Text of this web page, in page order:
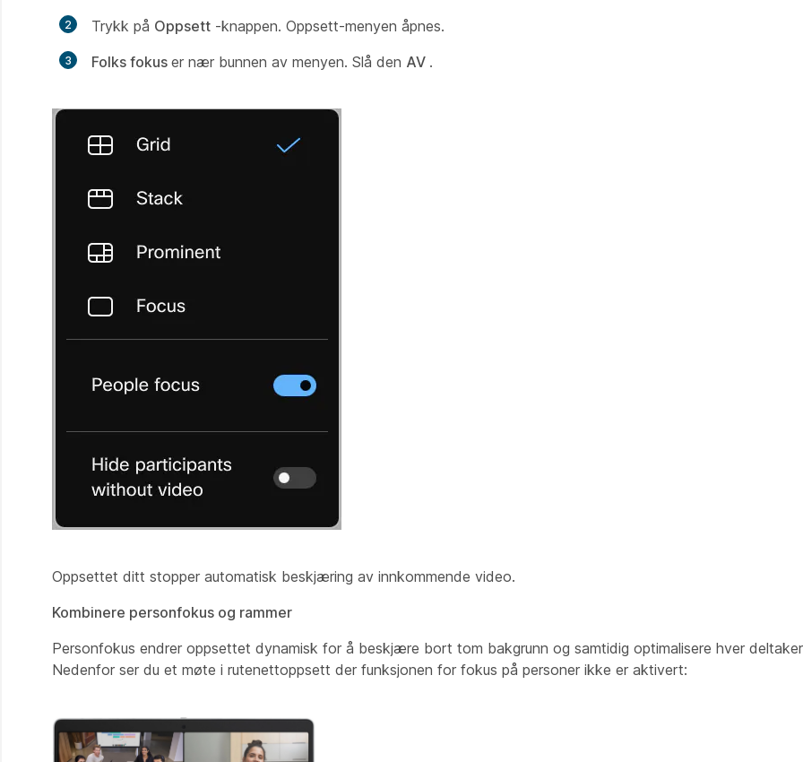
Trykk på Oppsett -knappen. Oppsett-menyen åpnes.
Folks fokus er nær bunnen av menyen. Slå den AV .
Oppsettet ditt stopper automatisk beskjæring av innkommende video.
Kombinere personfokus og rammer
Personfokus endrer oppsettet dynamisk for å beskjære bort tom bakgrunn og samtidig optimalisere hver
Nedenfor ser du et møte i rutenettoppsett der funksjonen for fokus på personer ikke er aktivert: